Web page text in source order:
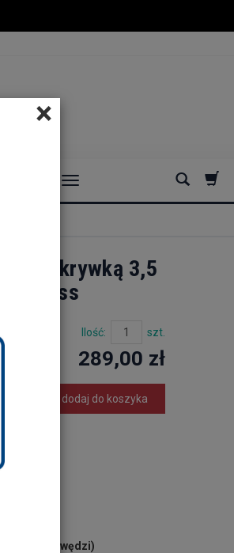
×
z pokrywką 3,5
Riess
Ilość: szt.
289,00 zł
dodaj do koszyka
górnej krawędzi)